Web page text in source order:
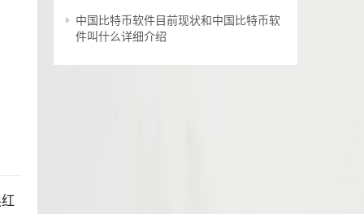
中国比特币软件目前现状和中国比特币软
件叫什么详细介绍